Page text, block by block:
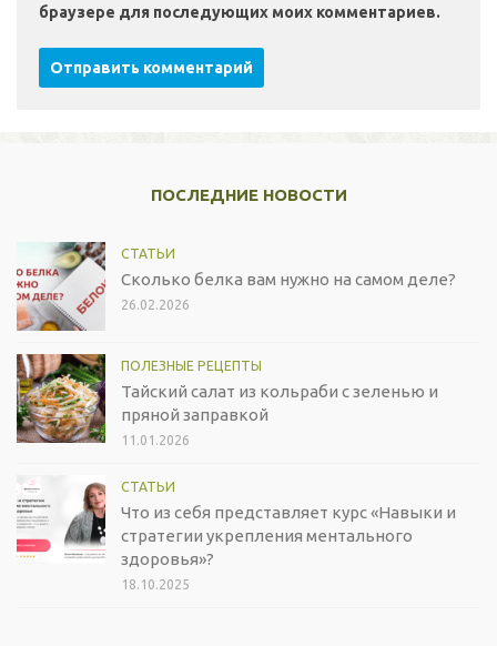
браузере для последующих моих комментариев.
ПОСЛЕДНИЕ НОВОСТИ
СТАТЬИ
Сколько белка вам нужно на самом деле?
26.02.2026
ПОЛЕЗНЫЕ РЕЦЕПТЫ
Тайский салат из кольраби с зеленью и
пряной заправкой
11.01.2026
СТАТЬИ
Что из себя представляет курс «Навыки и
стратегии укрепления ментального
здоровья»?
18.10.2025